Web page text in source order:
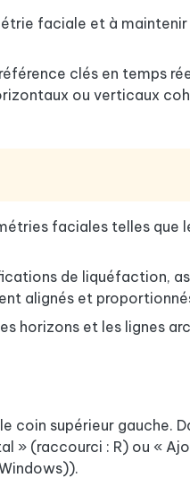
faciale et à
clés en temps
ou verticaux
faciales telles que
de liquéfaction,
alignés et
horizons et les lignes
coin supérieur gauche.
» (raccourci : R) ou «